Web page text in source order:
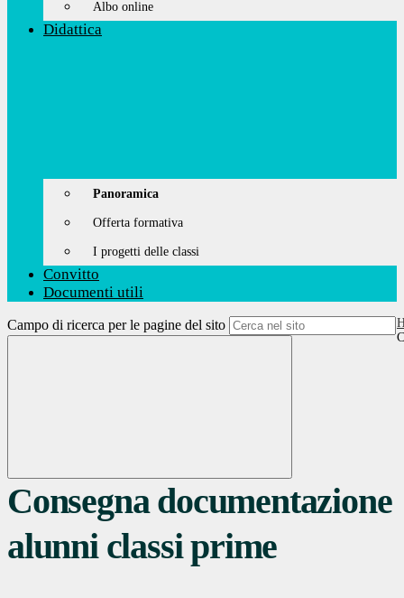
Albo online
Didattica
Panoramica
Offerta formativa
I progetti delle classi
Convitto
Documenti utili
Campo di ricerca per le pagine del sito
Consegna documentazione
alunni classi prime